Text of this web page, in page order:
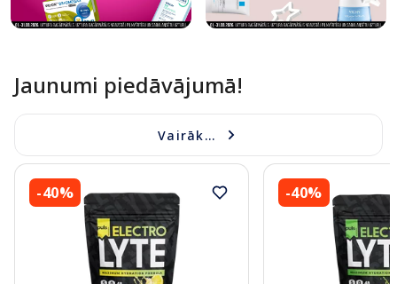
Jaunumi piedāvājumā!
Vairāk...
-40% -40%